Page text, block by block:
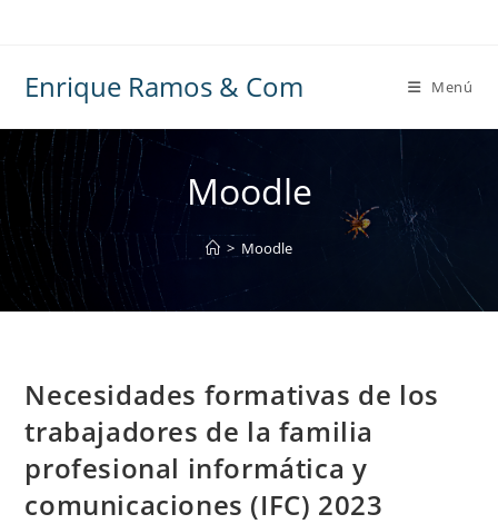
Enrique Ramos & Com Menú
Moodle
> Moodle
Necesidades formativas de los
trabajadores de la familia
profesional informática y
comunicaciones (IFC) 2023